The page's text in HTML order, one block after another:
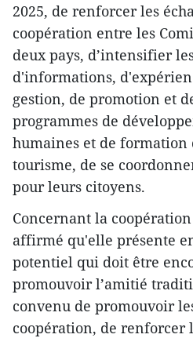
2025, de renforcer les
coopération entre les
deux pays, d’intensifier
d'informations,
gestion, de promotion et
programmes de
humaines et de formation
tourisme, de se
pour leurs citoyens.
Concernant la
affirmé qu'elle présente
potentiel qui doit être
promouvoir l’amitié
convenu de promouvoir
coopération, de renforcer